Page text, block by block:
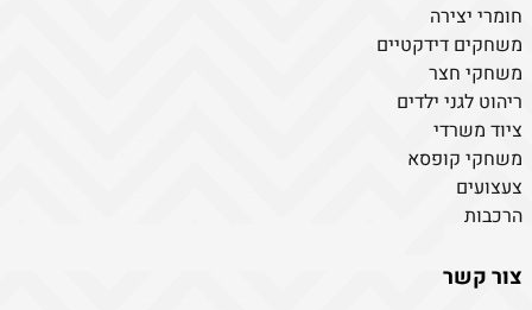
חומרי יצירה
משחקים דידקטיים
משחקי חצר
ריהוט לגני ילדים
ציוד משרדי
משחקי קופסא
צעצועים
הרכבות
צור קשר